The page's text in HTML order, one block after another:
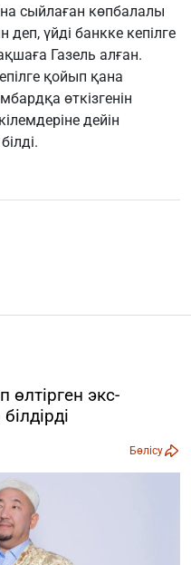
сыйлаған көпбалалы
деп, үйді банкке кепілге
Газель алған.
қойып қана
өткізгенін
дейін
экс-
Бөлісу